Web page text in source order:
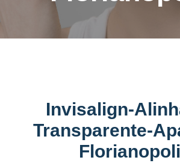
Invisalign-
Transparente-